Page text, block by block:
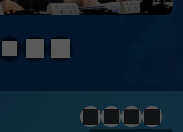
정지 이전 다음
1410.6000 13.2000(하락)
정지이전다음일일경